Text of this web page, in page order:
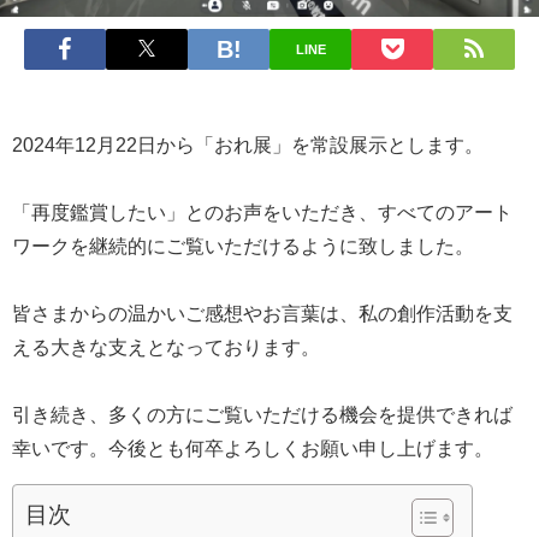
LINE
2024年12月22日から「おれ展」を常設展示とします。
「再度鑑賞したい」とのお声をいただき、すべてのアート
ワークを継続的にご覧いただけるように致しました。
皆さまからの温かいご感想やお言葉は、私の創作活動を支
える大きな支えとなっております。
引き続き、多くの方にご覧いただける機会を提供できれば
幸いです。今後とも何卒よろしくお願い申し上げます。
目次